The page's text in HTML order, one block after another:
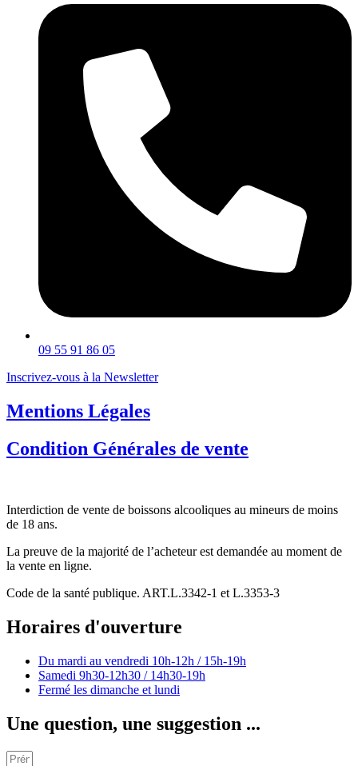
09 55 91 86 05
Inscrivez-vous à la Newsletter
Mentions Légales
Condition Générales de vente
Interdiction de vente de boissons alcooliques au mineurs de moins
de 18 ans.
La preuve de la majorité de l’acheteur est demandée au moment de
la vente en ligne.
Code de la santé publique. ART.L.3342-1 et L.3353-3
Horaires d'ouverture
Du mardi au vendredi 10h-12h / 15h-19h
Samedi 9h30-12h30 / 14h30-19h
Fermé les dimanche et lundi
Une question, une suggestion ...